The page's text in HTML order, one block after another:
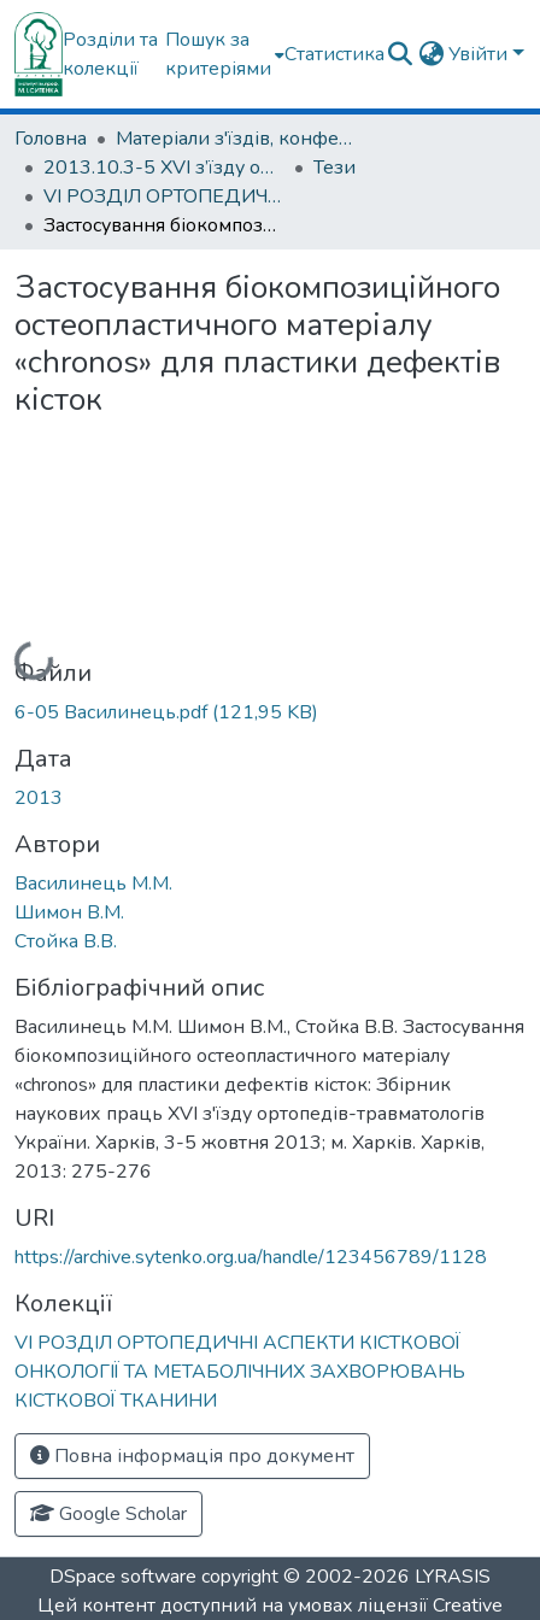
Розділи та
колекції
Пошук за
критеріями
Статистика Увійти
Головна
Матеріали з'їздів, конференцій, симпозіумів та ін.
2013.10.3-5 ХVI з’їзду ортопедів-травматологів України; 3-5 жовтня 2013; м. Харків.
Тези
VІ РОЗДІЛ ОРТОПЕДИЧНІ АСПЕКТИ КІСТКОВОЇ ОНКОЛОГІЇ ТА МЕТАБОЛІЧНИХ ЗАХВОРЮВАНЬ КІСТКОВОЇ ТКАНИНИ
Застосування біокомпозиційного остеопластичного матеріалу «chronos» для пластики дефектів кісток
Застосування біокомпозиційного
остеопластичного матеріалу
«chronos» для пластики дефектів
кісток
Вантажиться...
Файли
6-05 Василинець.pdf(121,95 KB)
Дата
2013
Автори
Василинець М.М.
Шимон В.М.
Стойка В.В.
Бібліографічний опис
Василинець М.М. Шимон В.М., Стойка В.В. Застосування
біокомпозиційного остеопластичного матеріалу
«chronos» для пластики дефектів кісток: Збірник
наукових праць ХVІ з'їзду ортопедів-травматологів
України. Харків, 3-5 жовтня 2013; м. Харків. Харків,
2013: 275-276
URI
https://archive.sytenko.org.ua/handle/123456789/1128
Колекції
VІ РОЗДІЛ ОРТОПЕДИЧНІ АСПЕКТИ КІСТКОВОЇ
ОНКОЛОГІЇ ТА МЕТАБОЛІЧНИХ ЗАХВОРЮВАНЬ
КІСТКОВОЇ ТКАНИНИ
Повна інформація про документ
Google Scholar
DSpace software copyright © 2002-2026 LYRASIS
Цей контент доступний на умовах ліцензіїCreative